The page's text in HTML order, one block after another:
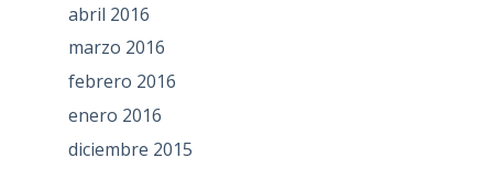
abril 2016
marzo 2016
febrero 2016
enero 2016
diciembre 2015